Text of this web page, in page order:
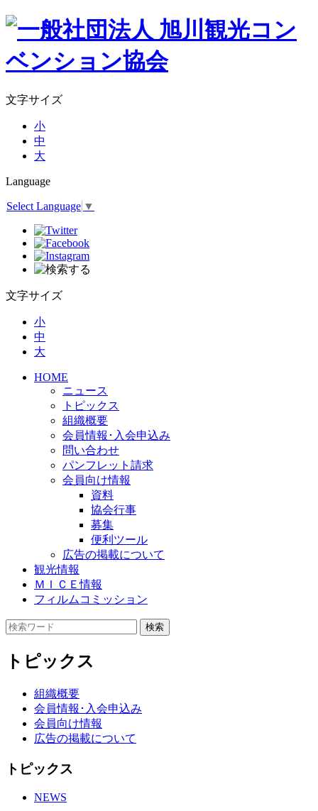
文字サイズ
小
中
大
Language
Select Language ▼
文字サイズ
小
中
大
HOME
ニュース
トピックス
組織概要
会員情報･入会申込み
問い合わせ
パンフレット請求
会員向け情報
資料
協会行事
募集
便利ツール
広告の掲載について
観光情報
ＭＩＣＥ情報
フィルムコミッション
トピックス
組織概要
会員情報･入会申込み
会員向け情報
広告の掲載について
トピックス
NEWS